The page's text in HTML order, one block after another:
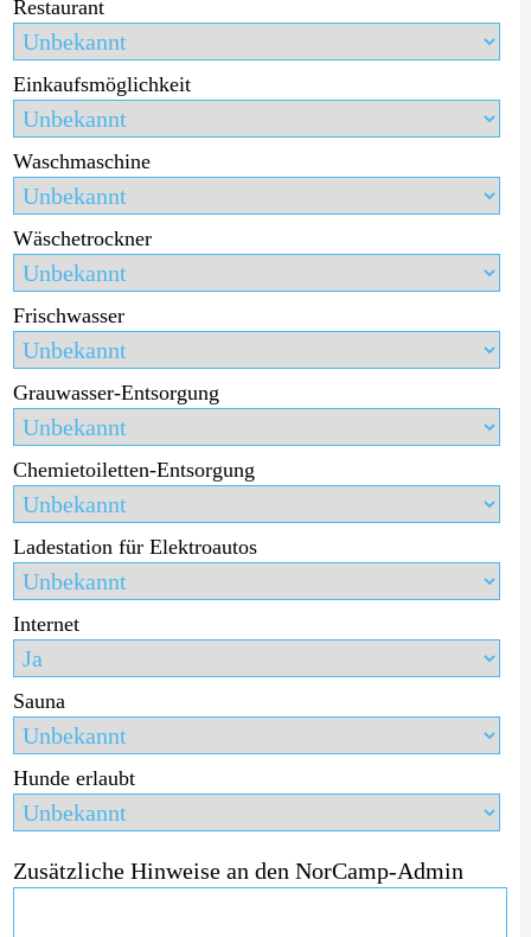
Restaurant
Einkaufsmöglichkeit
Waschmaschine
Wäschetrockner
Frischwasser
Grauwasser-Entsorgung
Chemietoiletten-Entsorgung
Ladestation für Elektroautos
Internet
Sauna
Hunde erlaubt
Zusätzliche Hinweise an den NorCamp-Admin